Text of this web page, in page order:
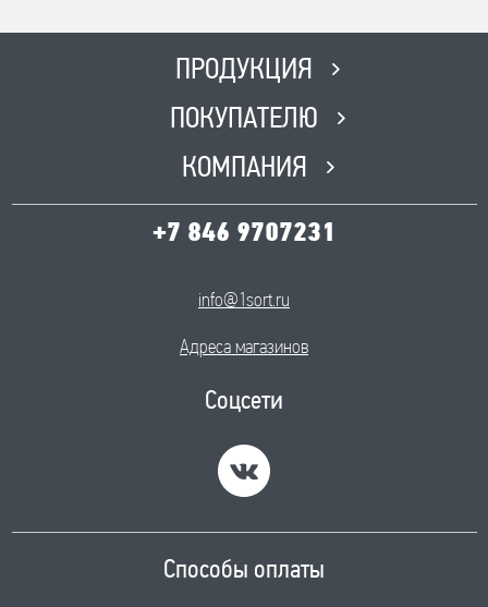
ПРОДУКЦИЯ
ПОКУПАТЕЛЮ
КОМПАНИЯ
+7 846 9707231
info@1sort.ru
Адреса магазинов
Соцсети
Способы оплаты